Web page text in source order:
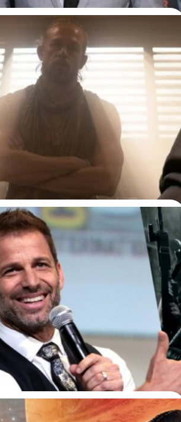
เกือบได้รับบท Anakin
‘Star Wars’ หลังเข้าพูดคุยกับ
Hunnam) นักแสดง 'Rebel Moon'
Skywalker ใน 'Star Wars' หลังจาก
ดกับ จอร์จ ลูคัส (George Lucas)
days ago
เฉลยเหตุผล ทำไม ‘Sucker
ม่มีฉบับ Director’s Cut เหมือน
Snyder) เฉลยเหตุผล ทำไม 'Sucker
โลก ถึงไม่มีฉบับ Director’s Cut เหมือน
days ago